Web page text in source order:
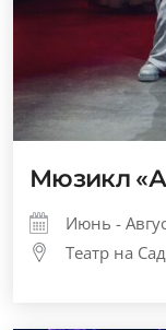
Мюзикл
Июнь -
Театр на